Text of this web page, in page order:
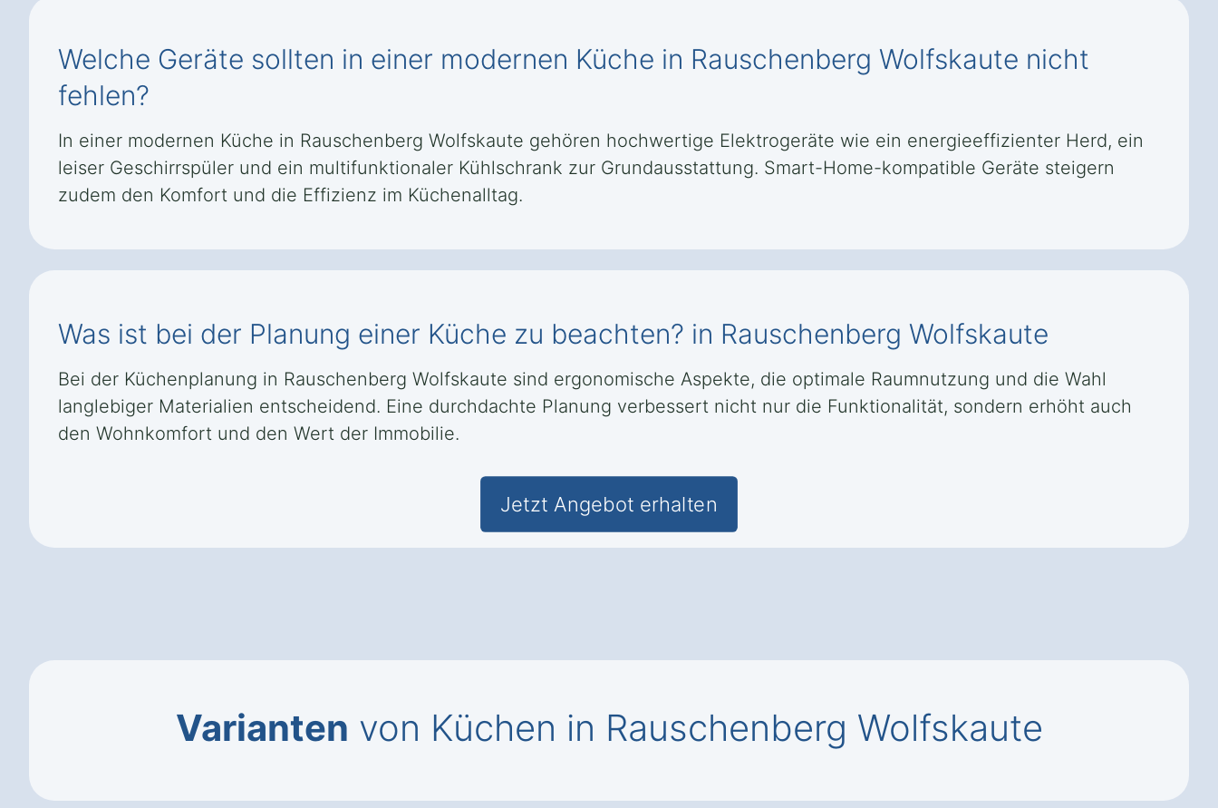
Welche Geräte sollten in einer modernen Küche in Rauschenberg Wolfskaute nicht
fehlen?
In einer modernen Küche in Rauschenberg Wolfskaute gehören hochwertige Elektrogeräte wie ein energieeffizienter Herd, ein
leiser Geschirrspüler und ein multifunktionaler Kühlschrank zur Grundausstattung. Smart-Home-kompatible Geräte steigern
zudem den Komfort und die Effizienz im Küchenalltag.
Was ist bei der Planung einer Küche zu beachten? in Rauschenberg Wolfskaute
Bei der Küchenplanung in Rauschenberg Wolfskaute sind ergonomische Aspekte, die optimale Raumnutzung und die Wahl
langlebiger Materialien entscheidend. Eine durchdachte Planung verbessert nicht nur die Funktionalität, sondern erhöht auch
den Wohnkomfort und den Wert der Immobilie.
Jetzt Angebot erhalten
Varianten von Küchen in Rauschenberg Wolfskaute